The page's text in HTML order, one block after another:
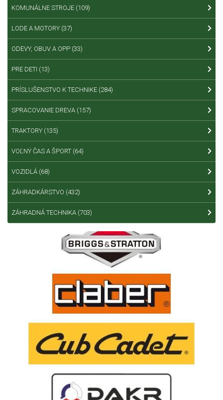
KOMUNÁLNE STROJE (109)
LODE A MOTORY (37)
ODEVY, OBUV A OPP (33)
PRE DETI (13)
PRÍSLUŠENSTVO K TECHNIKE (284)
SPRACOVANIE DREVA (157)
TRAKTORY (135)
VOĽNÝ ČAS A ŠPORT (64)
VOZIDLÁ (68)
ZÁHRADKÁRSTVO (432)
ZÁHRADNÁ TECHNIKA (703)